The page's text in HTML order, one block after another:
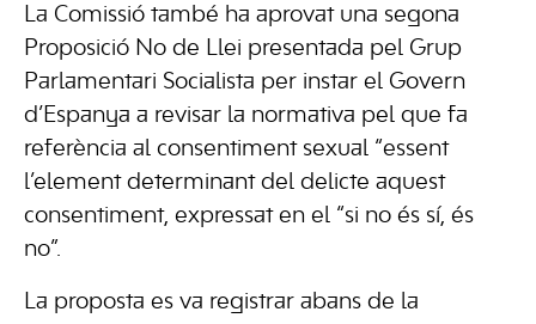
La Comissió també ha aprovat una segona
Proposició No de Llei presentada pel Grup
Parlamentari Socialista per instar el Govern
d’Espanya a revisar la normativa pel que fa
referència al consentiment sexual “essent
l’element determinant del delicte aquest
consentiment, expressat en el “si no és sí, és
no”.
La proposta es va registrar abans de la